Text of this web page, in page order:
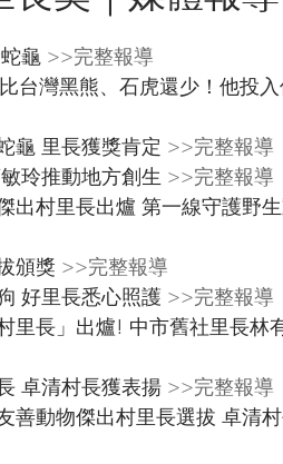
捐款徵信
龜 >>完整報導
台灣黑熊、石虎還少！他投
龜 里長獲獎肯定 >>完整報導
玲推動地方創生 >>完整報導
出村里長出爐 第一線守護野
頒獎 >>完整報導
好里長悉心照護 >>完整報導
里長」出爐! 中市舊社里長林
卓清村長獲表揚 >>完整報導
善動物傑出村里長選拔 卓清